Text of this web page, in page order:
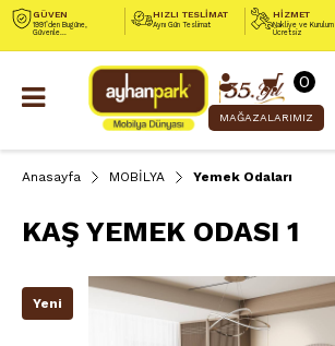
GÜVEN
1991’den Bugüne,
Güvenle...
HIZLI TESLİMAT
Aynı Gün Teslimat
HİZMET
Nakliye ve Kurulum
Ücretsiz
0
MAĞAZALARIMIZ
Anasayfa MOBİLYA Yemek Odaları
KAŞ YEMEK ODASI 1
Yeni